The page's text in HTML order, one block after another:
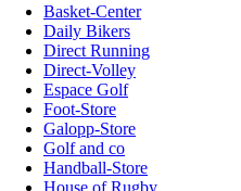
Basket-Center
Daily Bikers
Direct Running
Direct-Volley
Espace Golf
Foot-Store
Galopp-Store
Golf and co
Handball-Store
House of Rugby